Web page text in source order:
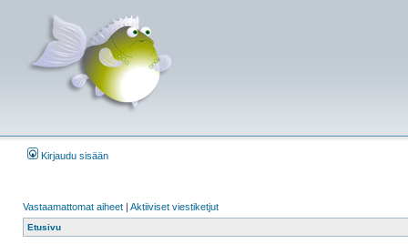
Kirjaudu sisään
Vastaamattomat aiheet | Aktiiviset viestiketjut
Etusivu